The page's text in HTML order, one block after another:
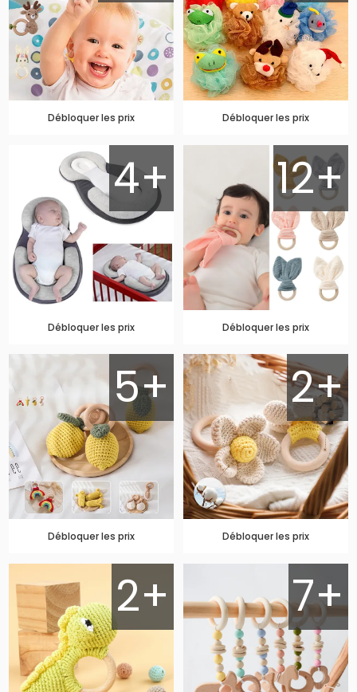
Débloquer les prix Débloquer les prix
4+
Débloquer les prix
12+
Débloquer les prix
5+
Débloquer les prix
2+
Débloquer les prix
2+ 7+